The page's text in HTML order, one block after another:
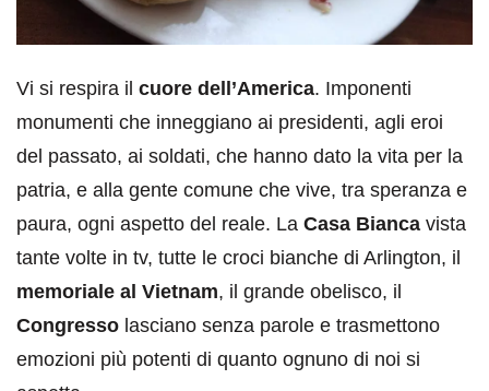
Vi si respira il cuore dell’America. Imponenti
monumenti che inneggiano ai presidenti, agli eroi
del passato, ai soldati, che hanno dato la vita per la
patria, e alla gente comune che vive, tra speranza e
paura, ogni aspetto del reale. La Casa Bianca vista
tante volte in tv, tutte le croci bianche di Arlington, il
memoriale al Vietnam, il grande obelisco, il
Congresso lasciano senza parole e trasmettono
emozioni più potenti di quanto ognuno di noi si